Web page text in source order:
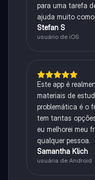
para uma tarefa
ajuda muito
Stefan S
usuário de iOS
Este app é
materiais de
problemática é o
tem tantas
eu melhorei meu
qualquer pessoa.
Samantha Klich
usuária de Android